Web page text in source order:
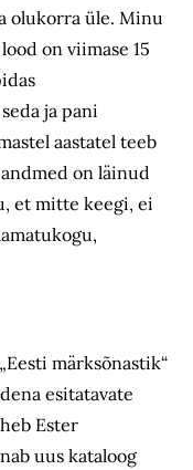
olukorra üle. Minu
on viimase 15
ja pani
aastatel teeb
on läinud
et mitte keegi, ei
märksõnastik“
esitatavate
Ester
uus kataloog